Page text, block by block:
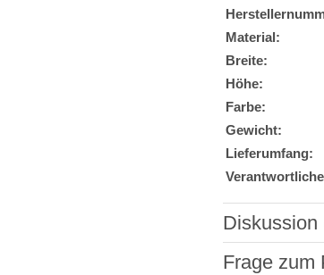
Material:
Breite:
Höhe:
Farbe:
Gewicht:
Lieferumfang:
Diskussion
Neuer
Frage zum